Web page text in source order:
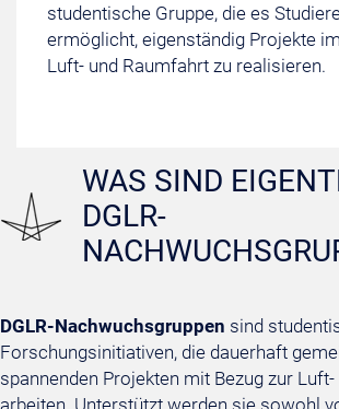
studentische Gruppe, die es
ermöglicht, eigenständig Projekte
Luft- und Raumfahrt zu realisieren.
WAS SIND
DGLR-
DGLR-Nachwuchsgruppen sind
Forschungsinitiativen, die dauerhaft
spannenden Projekten mit Bezug zur
arbeiten. Unterstützt werden sie sowohl